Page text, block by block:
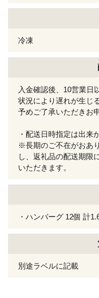
冷凍
入金確認後、10営業日
状況により遅れが生じ
予めご了承いただきお
・配送日時指定は出来
※長期のご不在がおあ
し、返礼品の配送期限
いただきます。
・ハンバーグ 12個 計
別途ラベルに記載